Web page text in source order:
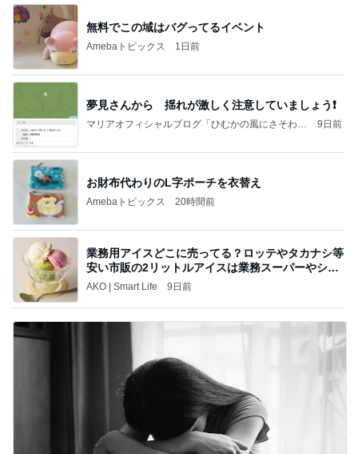
無料でこの域はバグってるイベント
Amebaトピックス 1日前
夢見さんから 揺れが激しく注意していましょう❗️
マリアオフィシャルブログ「ひむかの風にさそわれ
9日前
お財布代わりのL字ポーチを衣替え
Amebaトピックス 20時間前
業務用アイスどこに売ってる？ロッテやタカナシ等
安い市販の2リットルアイスは業務スーパーやシャ
トレ
AKO | Smart Life 9日前